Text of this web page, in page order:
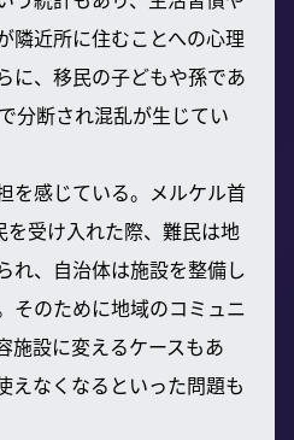
隣近所に住むことへの心理
に、移民の子どもや孫であ
分断され混乱が生じてい
を感じている。メルケル首
受け入れた際、難民は地
れ、自治体は施設を整備し
そのために地域のコミュニ
施設に変えるケースもあ
えなくなるといった問題も